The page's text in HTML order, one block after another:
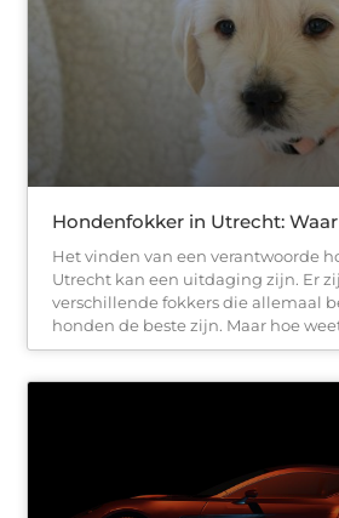
Hondenfokker in Utrecht:
Het vinden van een verantwoorde
Utrecht kan een uitdaging zijn. Er
verschillende fokkers die allemaal
honden de beste zijn. Maar hoe